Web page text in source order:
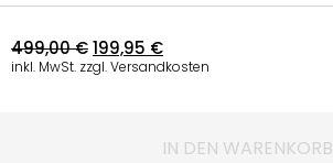
499,00€199,95 €
inkl. MwSt. zzgl. Versandkosten
IN DEN WARENKORB